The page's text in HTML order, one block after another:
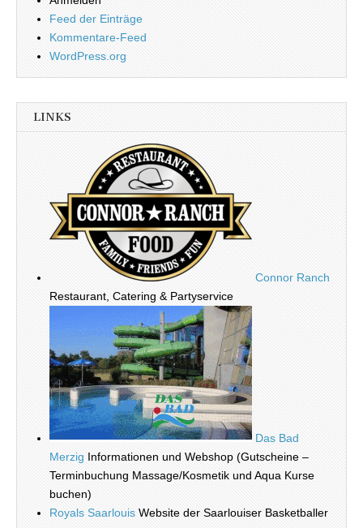
Feed der Einträge
Kommentare-Feed
WordPress.org
LINKS
Connor Ranch
Restaurant, Catering & Partyservice
Das Bad
Merzig Informationen und Webshop (Gutscheine –
Terminbuchung Massage/Kosmetik und Aqua Kurse
buchen)
Royals Saarlouis Website der Saarlouiser Basketballer